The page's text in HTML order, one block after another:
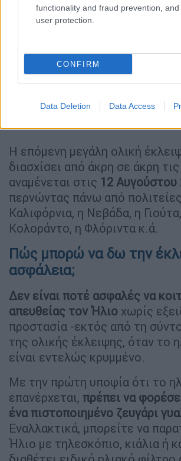
functionality and fraud prevention,
user protection.
CONFIRM
Data Deletion Data Access
Η επόμενη μεγάλη ολική
διασχίσει από άκρη σε άκρη
αναμένεται στις 12 Αυγούστου
περνώντας πάνω από
Καλιφόρνια, η Νεβάδα, η
Κολοράντο, η Φλόριντα κ.ά.
Πώς μπορώ να δω την
ασφάλεια;
Δεν είναι ποτέ ασφαλές να
απευθείας τον Ήλιο χωρίς
προστασία -εκτός από τη
της ολικής έκλειψης, όταν το
είναι εντελώς κρυμμένο.
Με την πρώτη υποψία ότι το
επανέρχεται, πρέπει να
ένα πιστοποιημένο ζευγάρι
Εναλλακτικά, μπορείτε να
Ήλιο με τηλεσκόπιο, κιάλια ή